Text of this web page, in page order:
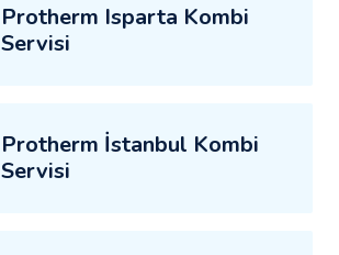
Protherm Isparta Kombi
Servisi
Protherm İstanbul Kombi
Servisi